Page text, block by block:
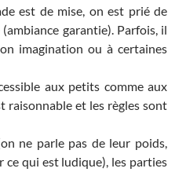
est de mise, on est prié de
garantie). Parfois, il
imagination ou à certaines
aux petits comme aux
raisonnable et les règles sont
ne parle pas de leur poids,
qui est ludique), les parties